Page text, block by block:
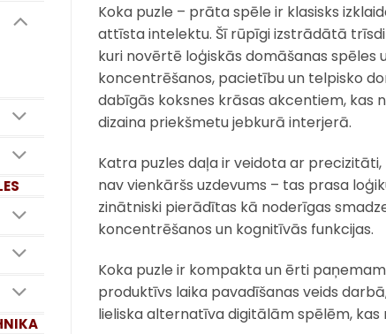
Koka puzle – prāta spēle ir klasisks
attīsta intelektu. Šī rūpīgi izstrādātā
kuri novērtē loģiskās domāšanas
koncentrēšanos, pacietību un telpisko
dabīgās koksnes krāsas akcentiem, kas
dizaina priekšmetu jebkurā interjerā.
Katra puzles daļa ir veidota ar
nav vienkāršs uzdevums – tas prasa
zinātniski pierādītas kā noderīgas
koncentrēšanos un kognitīvās funkcijas.
Koka puzle ir kompakta un ērti
produktīvs laika pavadīšanas veids
lieliska alternatīva digitālām spēlēm,